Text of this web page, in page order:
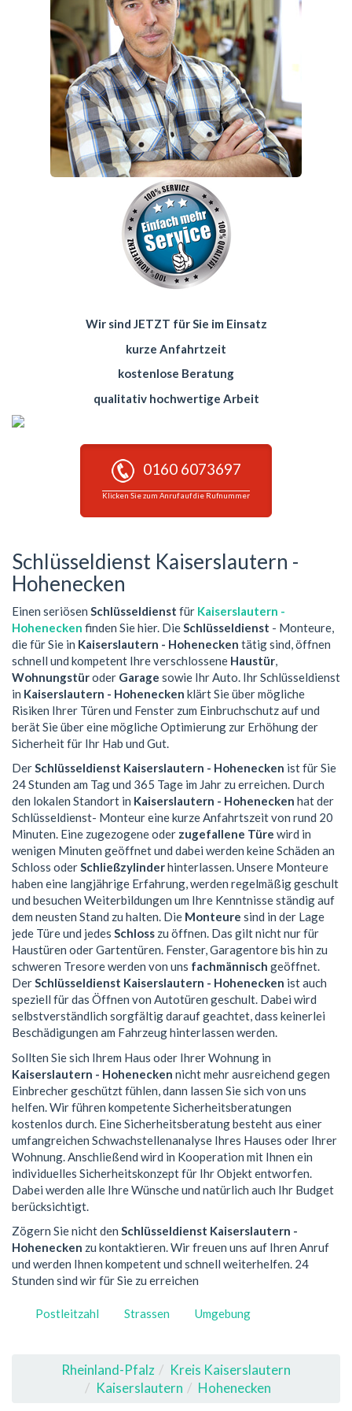
Wir sind JETZT für Sie im Einsatz
kurze Anfahrtzeit
kostenlose Beratung
qualitativ hochwertige Arbeit
0160 6073697
Klicken Sie zum Anruf auf die Rufnummer
Schlüsseldienst Kaiserslautern -
Hohenecken
Einen seriösen Schlüsseldienst für Kaiserslautern -
Hohenecken finden Sie hier. DieSchlüsseldienst - Monteure,
die für Sie in Kaiserslautern - Hohenecken tätig sind, öffnen
schnell und kompetent Ihre verschlossene Haustür,
Wohnungstüroder Garage sowie Ihr Auto. Ihr Schlüsseldienst
in Kaiserslautern - Hohenecken klärt Sie über mögliche
Risiken Ihrer Türen und Fenster zum Einbruchschutz auf und
berät Sie über eine mögliche Optimierung zur Erhöhung der
Sicherheit für Ihr Hab und Gut.
DerSchlüsseldienst Kaiserslautern - Hohenecken ist für Sie
24 Stunden am Tag und 365 Tage im Jahr zu erreichen. Durch
den lokalen Standort in Kaiserslautern - Hohenecken hat der
Schlüsseldienst- Monteur eine kurze Anfahrtszeit von rund 20
Minuten. Eine zugezogene oder zugefallene Türe wird in
wenigen Minuten geöffnet und dabei werden keine Schäden an
Schloss oderSchließzylinderhinterlassen. Unsere Monteure
haben eine langjährige Erfahrung, werden regelmäßig geschult
und besuchen Weiterbildungen um Ihre Kenntnisse ständig auf
dem neusten Stand zu halten. Die Monteure sind in der Lage
jede Türe und jedes Schloss zu öffnen. Das gilt nicht nur für
Haustüren oder Gartentüren. Fenster, Garagentore bis hin zu
schweren Tresore werden von uns fachmännisch geöffnet.
DerSchlüsseldienst Kaiserslautern - Hohenecken ist auch
speziell für das Öffnen von Autotüren geschult. Dabei wird
selbstverständlich sorgfältig darauf geachtet, dass keinerlei
Beschädigungen am Fahrzeug hinterlassen werden.
Sollten Sie sich Ihrem Haus oder Ihrer Wohnung in
Kaiserslautern - Hohenecken nicht mehr ausreichend gegen
Einbrecher geschützt fühlen, dann lassen Sie sich von uns
helfen. Wir führen kompetente Sicherheitsberatungen
kostenlos durch. Eine Sicherheitsberatung besteht aus einer
umfangreichen Schwachstellenanalyse Ihres Hauses oder Ihrer
Wohnung. Anschließend wird in Kooperation mit Ihnen ein
individuelles Sicherheitskonzept für Ihr Objekt entworfen.
Dabei werden alle Ihre Wünsche und natürlich auch Ihr Budget
berücksichtigt.
Zögern Sie nicht den Schlüsseldienst Kaiserslautern -
Hohenecken zu kontaktieren. Wir freuen uns auf Ihren Anruf
und werden Ihnen kompetent und schnell weiterhelfen. 24
Stunden sind wir für Sie zu erreichen
Postleitzahl Strassen Umgebung
Rheinland-Pfalz
Kreis Kaiserslautern
Kaiserslautern
Hohenecken